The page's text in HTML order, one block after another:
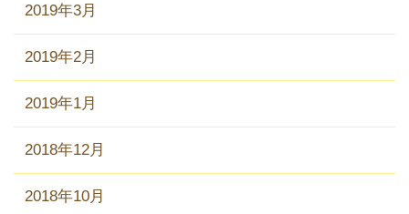
2019年3月
2019年2月
2019年1月
2018年12月
2018年10月